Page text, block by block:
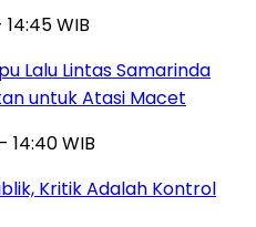
WIB
Lalu Lintas Samarinda
untuk Atasi Macet
14:40 WIB
Kritik Adalah Kontrol